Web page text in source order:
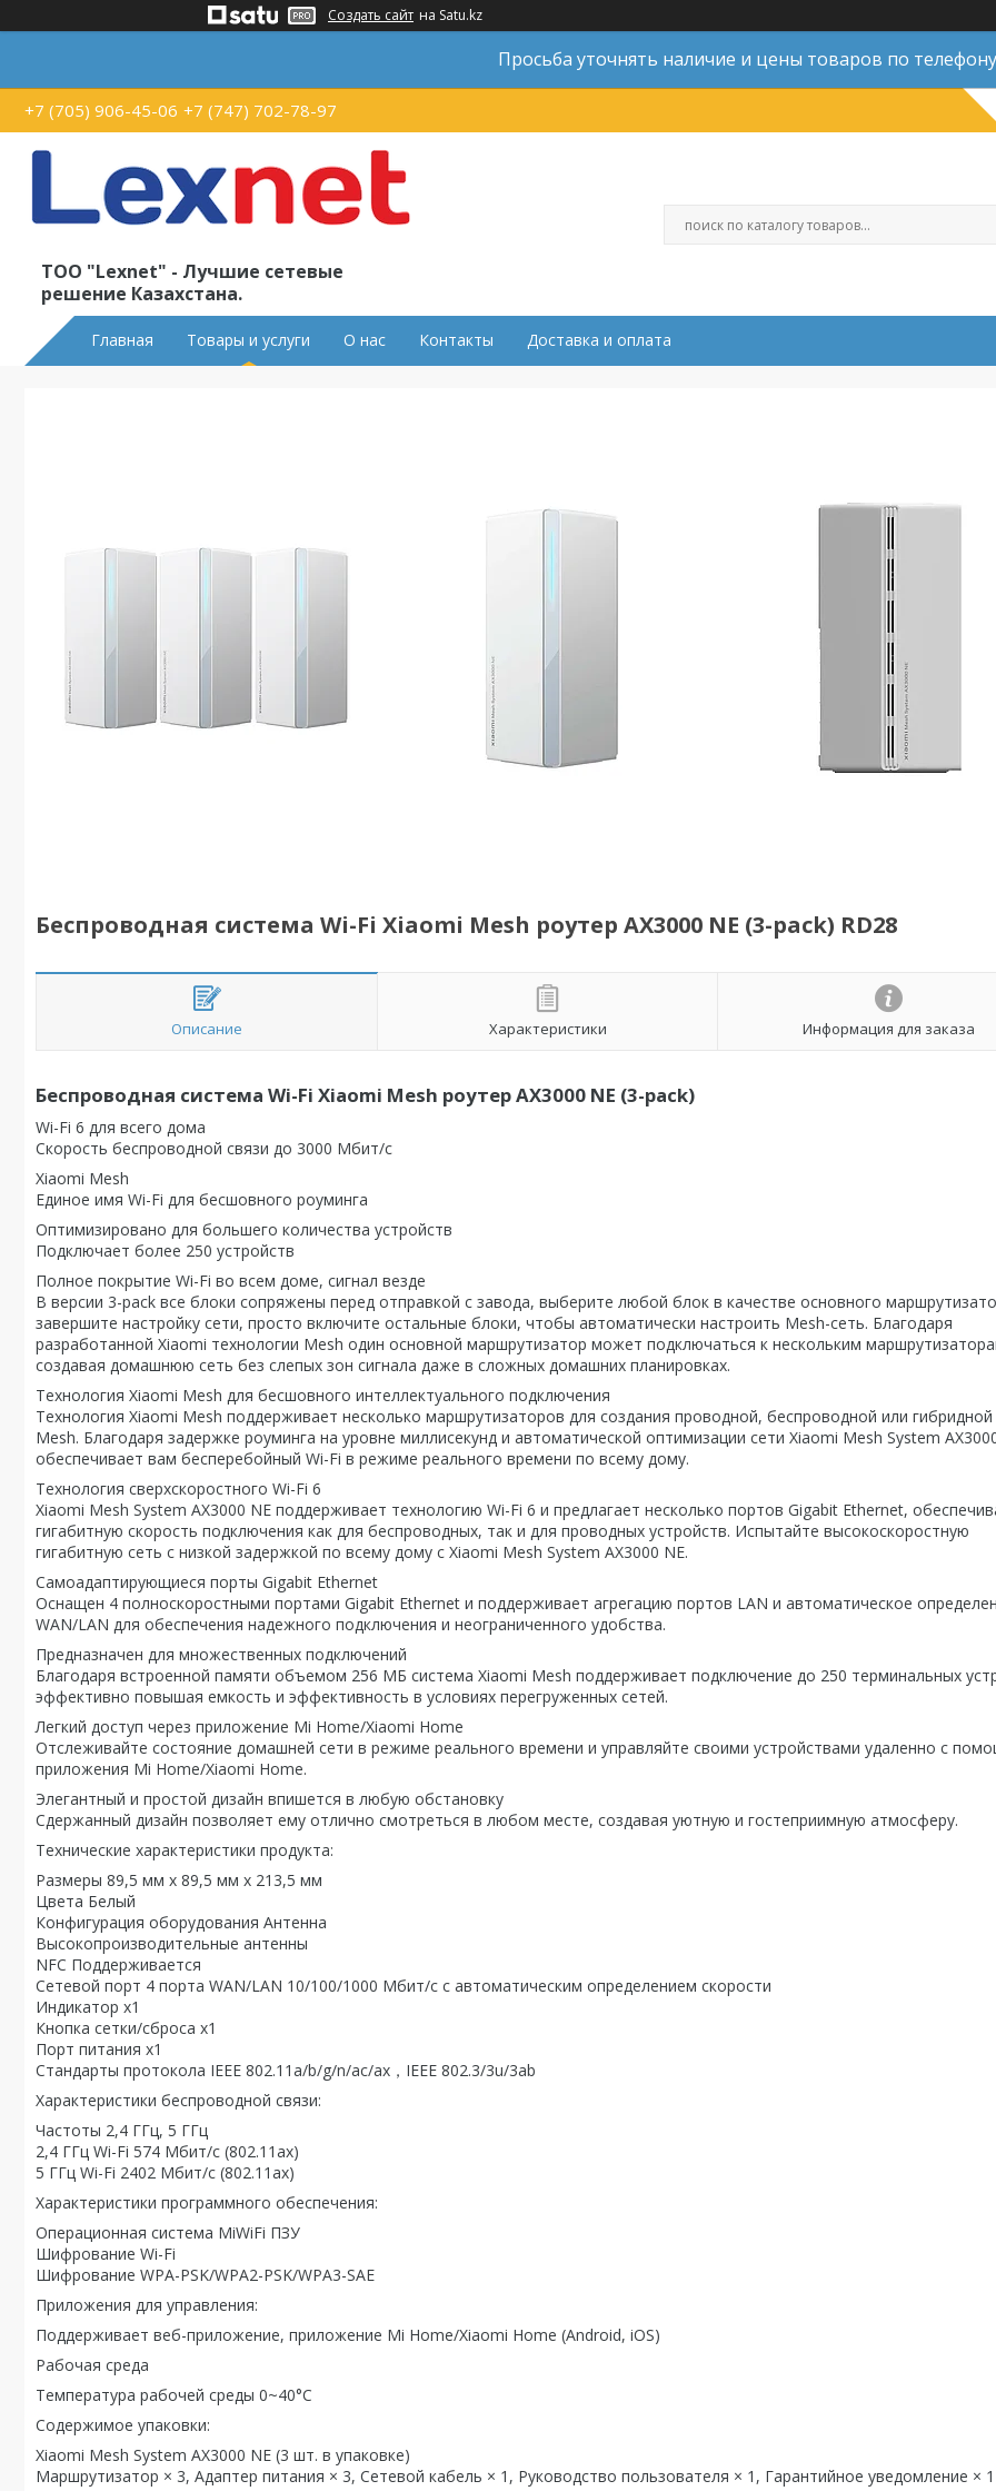
Создать сайт на Satu.kz
Просьба уточнять наличие и цены товаров по телефону
+7 (705) 906-45-06 +7 (747) 702-78-97
ТОО "Lexnet" - Лучшие сетевые
решение Казахстана.
Главная Товары и услуги О нас Контакты Доставка и оплата
Беспроводная система Wi-Fi Xiaomi Mesh роутер AX3000 NE (3-pack) RD28
Описание Характеристики Информация для заказа
Беспроводная система Wi-Fi Xiaomi Mesh роутер AX3000 NE (3-pack)
Wi-Fi 6 для всего дома
Скорость беспроводной связи до 3000 Мбит/с
Xiaomi Mesh
Единое имя Wi-Fi для бесшовного роуминга
Оптимизировано для большего количества устройств
Подключает более 250 устройств
Полное покрытие Wi-Fi во всем доме, сигнал везде
В версии 3-pack все блоки сопряжены перед отправкой с завода, выберите любой блок в качестве основного
завершите настройку сети, просто включите остальные блоки, чтобы автоматически настроить Mesh-сеть. Благодаря
разработанной Xiaomi технологии Mesh один основной маршрутизатор может подключаться к нескольким
создавая домашнюю сеть без слепых зон сигнала даже в сложных домашних планировках.
Технология Xiaomi Mesh для бесшовного интеллектуального подключения
Технология Xiaomi Mesh поддерживает несколько маршрутизаторов для создания проводной, беспроводной или гибридной
Mesh. Благодаря задержке роуминга на уровне миллисекунд и автоматической оптимизации сети Xiaomi Mesh System
обеспечивает вам бесперебойный Wi-Fi в режиме реального времени по всему дому.
Технология сверхскоростного Wi-Fi 6
Xiaomi Mesh System AX3000 NE поддерживает технологию Wi-Fi 6 и предлагает несколько портов Gigabit Ethernet,
гигабитную скорость подключения как для беспроводных, так и для проводных устройств. Испытайте высокоскоростную
гигабитную сеть с низкой задержкой по всему дому с Xiaomi Mesh System AX3000 NE.
Самоадаптирующиеся порты Gigabit Ethernet
Оснащен 4 полноскоростными портами Gigabit Ethernet и поддерживает агрегацию портов LAN и автоматическое
WAN/LAN для обеспечения надежного подключения и неограниченного удобства.
Предназначен для множественных подключений
Благодаря встроенной памяти объемом 256 МБ система Xiaomi Mesh поддерживает подключение до 250 терминальных
эффективно повышая емкость и эффективность в условиях перегруженных сетей.
Легкий доступ через приложение Mi Home/Xiaomi Home
Отслеживайте состояние домашней сети в режиме реального времени и управляйте своими устройствами удаленно с
приложения Mi Home/Xiaomi Home.
Элегантный и простой дизайн впишется в любую обстановку
Сдержанный дизайн позволяет ему отлично смотреться в любом месте, создавая уютную и гостеприимную атмосферу.
Технические характеристики продукта:
Размеры 89,5 мм x 89,5 мм x 213,5 мм
Цвета Белый
Конфигурация оборудования Антенна
Высокопроизводительные антенны
NFC Поддерживается
Сетевой порт 4 порта WAN/LAN 10/100/1000 Мбит/с с автоматическим определением скорости
Индикатор х1
Кнопка сетки/сброса х1
Порт питания х1
Стандарты протокола IEEE 802.11a/b/g/n/ac/ax，IEEE 802.3/3u/3ab
Характеристики беспроводной связи:
Частоты 2,4 ГГц, 5 ГГц
2,4 ГГц Wi-Fi 574 Мбит/с (802.11ax)
5 ГГц Wi-Fi 2402 Мбит/с (802.11ax)
Характеристики программного обеспечения:
Операционная система MiWiFi ПЗУ
Шифрование Wi-Fi
Шифрование WPA-PSK/WPA2-PSK/WPA3-SAE
Приложения для управления:
Поддерживает веб-приложение, приложение Mi Home/Xiaomi Home (Android, iOS)
Рабочая среда
Температура рабочей среды 0~40°С
Содержимое упаковки:
Xiaomi Mesh System AX3000 NE (3 шт. в упаковке)
Маршрутизатор × 3, Адаптер питания × 3, Сетевой кабель × 1, Руководство пользователя × 1, Гарантийное уведомление × 1